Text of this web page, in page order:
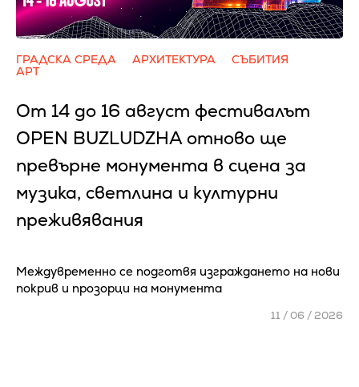
ГРАДСКА СРЕДА АРХИТЕКТУРА
СЪБИТИЯ
АРТ
От 14 до 16 август фестивалът
OPEN BUZLUDZHA отново ще
превърне монумента в сцена за
музика, светлина и културни
преживявания
Междувременно се подготвя изграждането на нови
покрив и прозорци на монумента
11 / 06 / 2026